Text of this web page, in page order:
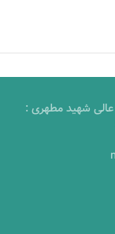
عالی شهید مطهری :